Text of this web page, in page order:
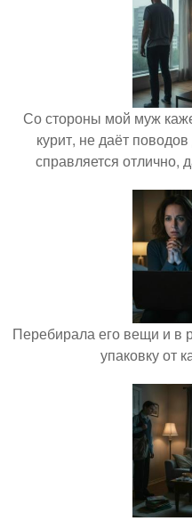
Со стороны мой муж
курит, не даёт
справляется отлично,
Перебирала его вещи и в
упаковку от